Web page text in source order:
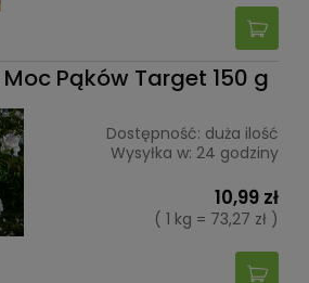
Pąków Target 150 g
Dostępność: duża ilość
Wysyłka w: 24 godziny
10,99 zł
( 1 kg = 73,27 zł )